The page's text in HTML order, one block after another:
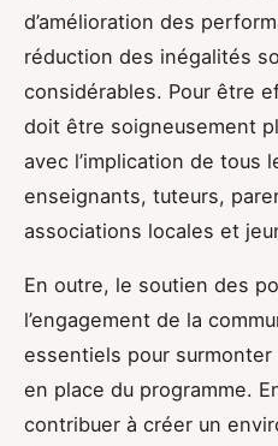
d’amélioration des
réduction des inégalités
considérables. Pour être
doit être soigneusement
avec l’implication de tous
enseignants, tuteurs,
associations locales et
En outre, le soutien des
l’engagement de la
essentiels pour
en place du programme.
contribuer à créer un